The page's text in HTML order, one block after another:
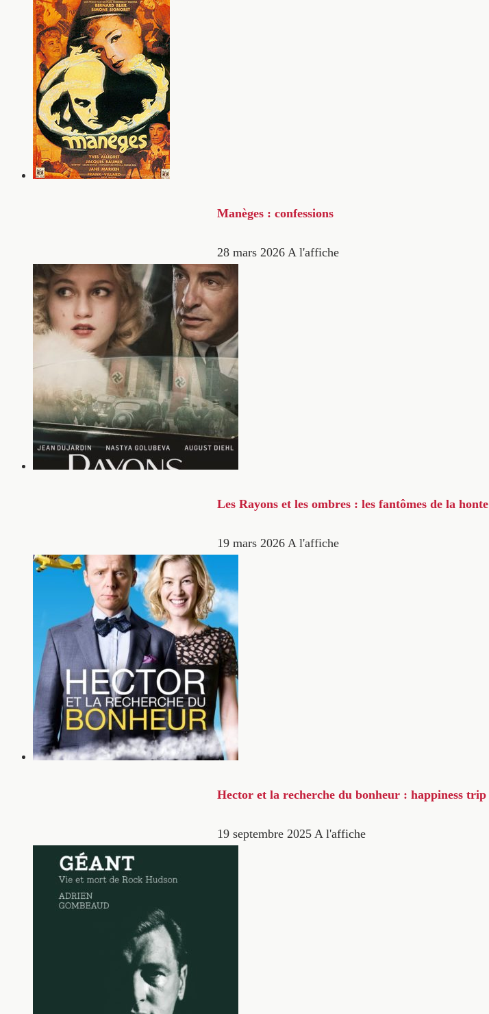
Manèges : confessions
28 mars 2026 A l'affiche
Les Rayons et les ombres : les fantômes de la honte
19 mars 2026 A l'affiche
Hector et la recherche du bonheur : happiness trip
19 septembre 2025 A l'affiche